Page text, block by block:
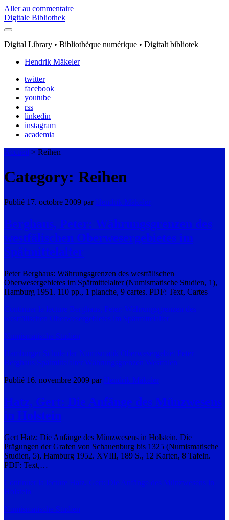
Aller au commentaire
Digitale Bibliothek
Digital Library • Bibliothèque numérique • Digitalt bibliotek
Hendrik Mäkeler
twitter
facebook
youtube
rss
linkedin
instagram
academia
Accueil > Reihen
Category: Reihen
Publié 17. octobre 2009 par Hendrik Mäkeler
Berghaus, Peter: Währungsgrenzen des
westfälischen Oberwesergebietes im
Spätmittelalter
Peter Berghaus: Währungsgrenzen des westfälischen
Oberwesergebietes im Spätmittelalter (Numismatische Studien, 1),
Hamburg 1951. 110 pp., 1 planche, 9 cartes. PDF: Text, Cartes
Continuer la lecture Berghaus, Peter: Währungsgrenzen des
westfälischen Oberwesergebietes im Spätmittelalter
Numismatische Studien
Hamburger Schule der Numismatik Oberwesergebiet Peter
Berghaus Spätmittelalter Währungsgrenzen Westfalen
Publié 16. novembre 2009 par Hendrik Mäkeler
Hatz, Gert: Die Anfänge des Münzwesens
in Holstein
Gert Hatz: Die Anfänge des Münzwesens in Holstein. Die
Prägungen der Grafen von Schauenburg bis 1325 (Numismatische
Studien, 5), Hamburg 1952. XVIII, 189 S., 12 Karten, 8 Tafeln.
PDF: Text,…
Continuer la lecture Hatz, Gert: Die Anfänge des Münzwesens in
Holstein
Numismatische Studien